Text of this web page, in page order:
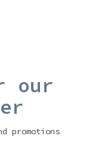
our
promotions